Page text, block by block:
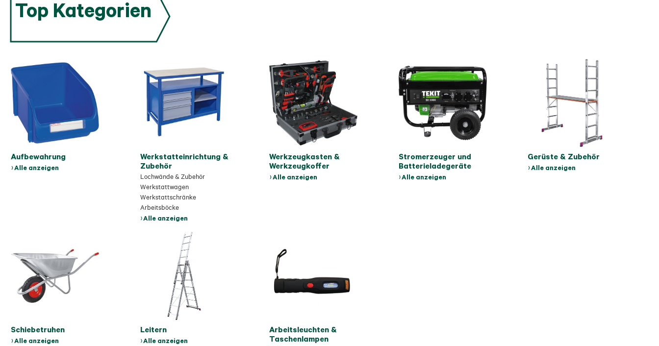
Top Kategorien
Aufbewahrung
Alle anzeigen
Werkstatteinrichtung &
Zubehör
Lochwände & Zubehör
Werkstattwagen
Werkstattschränke
Arbeitsböcke
Alle anzeigen
Werkzeugkasten &
Werkzeugkoffer
Alle anzeigen
Stromerzeuger und
Batterieladegeräte
Alle anzeigen
Gerüste & Zubehör
Alle anzeigen
Schiebetruhen
Alle anzeigen
Leitern
Alle anzeigen
Arbeitsleuchten &
Taschenlampen